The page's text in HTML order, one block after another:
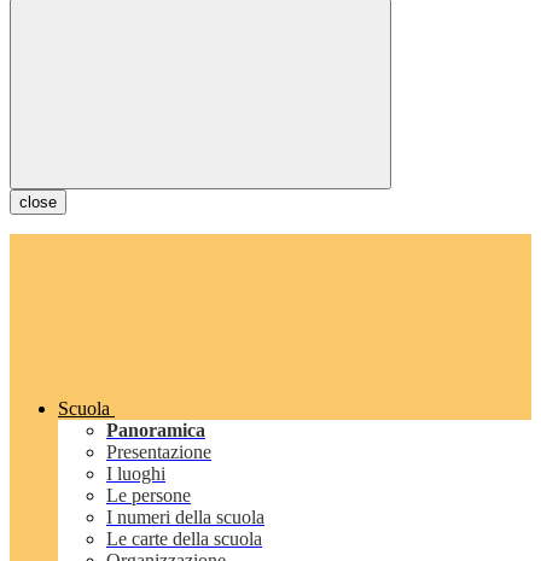
close
Scuola
Panoramica
Presentazione
I luoghi
Le persone
I numeri della scuola
Le carte della scuola